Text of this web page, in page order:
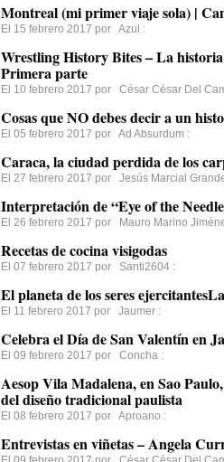
Montreal (mi primer viaje sola) |
El 15 febrero 2017 por Azul :
Wrestling History Bites – La
Primera parte
El 10 febrero 2017 por César César Del
Cosas que NO debes decir a un
El 05 febrero 2017 por Ad Absurdum :
Caraca, la ciudad perdida de los
El 27 febrero 2017 por Jesús Marcial
Interpretación de “Eye of the
El 26 febrero 2017 por Mauro Marino
Recetas de cocina visigodas
El 07 febrero 2017 por Santi2604 :
El planeta de los seres
El 11 febrero 2017 por Jaumer :
Celebra el Día de San Valentín en
El 09 febrero 2017 por Concha :
Aesop Vila Madalena, en Sao
del diseño tradicional paulista
El 08 febrero 2017 por Aproano :
Entrevistas en viñetas – Angela